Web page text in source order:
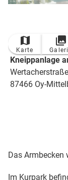
Karte
Kneippanlage
87466 Oy-
Das Armbecken
Im Kurpark